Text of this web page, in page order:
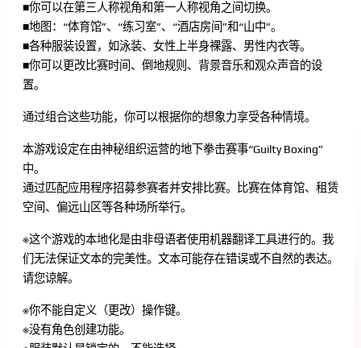
■你可以在第三人称视角和第一人称视角之间切换。
■地图：“体育馆”、“练习室”、“酒店房间”和“山中”。
■各种服装设置，如泳装、女性上半身裸露、男性内衣等。
■你可以更改比赛时间、倒地规则、背景音乐和观众声音的设
置。
通过组合这些功能，你可以根据你的想象力享受各种情境。
本游戏设定在由神秘组织运营的地下拳击赛事“Guilty Boxing”
中。
通过匹配应用程序招募参赛者并安排比赛。比赛在体育馆、租赁
空间、偏远山区等各种场所举行。
※这个游戏的本地化是由非母语者使用机器翻译工具进行的。我
们无法保证文本的完美性。文本可能存在错误或不自然的表达。
请您谅解。
※你不能自定义（更改）操作键。
※没有角色创建功能。